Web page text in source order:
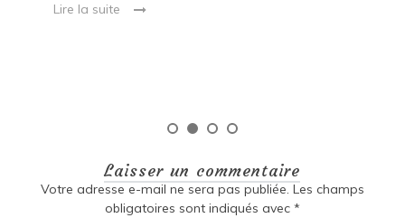
Lire la suite
Laisser un commentaire
Votre adresse e-mail ne sera pas publiée. Les champs
obligatoires sont indiqués avec *